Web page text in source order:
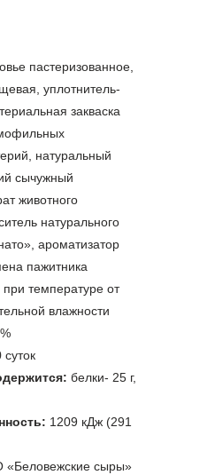
пастеризованное,
уплотнитель-
закваска
натуральный
сычужный
животного
натурального
ароматизатор
пажитника
при температуре от
влажности
суток
белки- 25 г,
1209 кДж (291
сыры»